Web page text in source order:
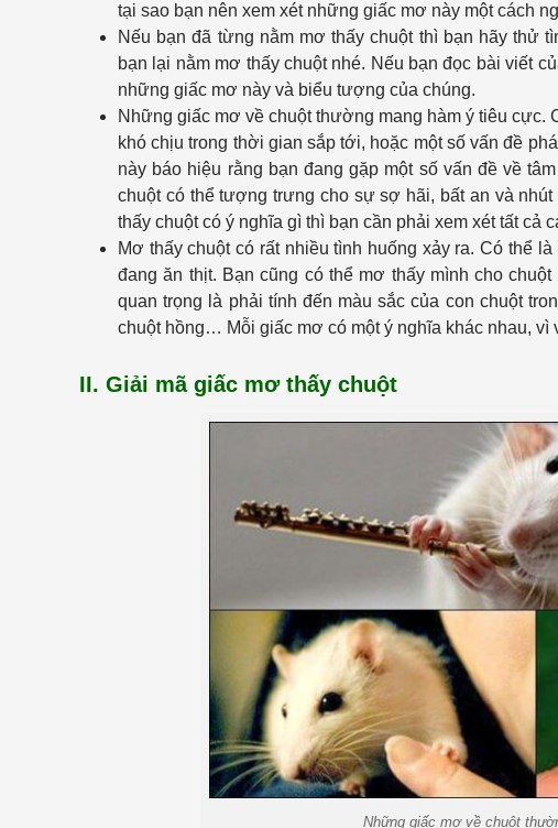
tại sao bạn nên xem xét những giấc mơ này một cách
Nếu bạn đã từng nằm mơ thấy chuột thì bạn hãy thử
bạn lại nằm mơ thấy chuột nhé. Nếu bạn đọc bài viết
những giấc mơ này và biểu tượng của chúng.
Những giấc mơ về chuột thường mang hàm ý tiêu cực.
khó chịu trong thời gian sắp tới, hoặc một số vấn đề
này báo hiệu rằng bạn đang gặp một số vấn đề về
chuột có thể tượng trưng cho sự sợ hãi, bất an và
thấy chuột có ý nghĩa gì thì bạn cần phải xem xét tất cả
Mơ thấy chuột có rất nhiều tình huống xảy ra. Có thể
đang ăn thịt. Bạn cũng có thể mơ thấy mình cho
quan trọng là phải tính đến màu sắc của con chuột
chuột hồng… Mỗi giấc mơ có một ý nghĩa khác nhau, vì
II. Giải mã giấc mơ thấy chuột
Những giấc mơ về chuột